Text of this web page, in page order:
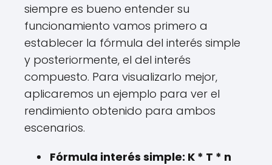
siempre es bueno entender su
funcionamiento vamos primero a
establecer la fórmula del interés simple
y posteriormente, el del interés
compuesto. Para visualizarlo mejor,
aplicaremos un ejemplo para ver el
rendimiento obtenido para ambos
escenarios.
Fórmula interés simple: K * T * n